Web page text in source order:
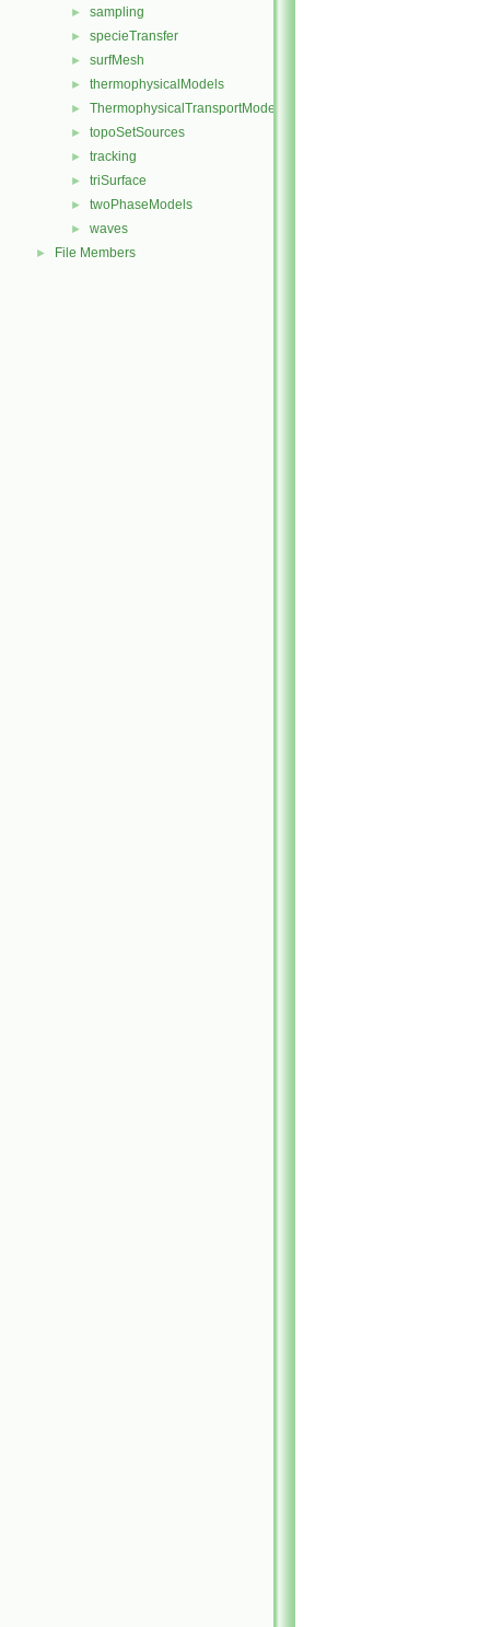
► sampling
► specieTransfer
► surfMesh
► thermophysicalModels
► ThermophysicalTransportModels
► topoSetSources
► tracking
► triSurface
► twoPhaseModels
► waves
► File Members